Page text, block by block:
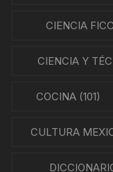
CIENCIA
CIENCIA Y
COCINA(101)
CULTURA